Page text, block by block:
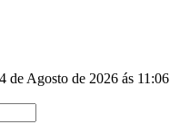
de Agosto de 2026 ás 11:06